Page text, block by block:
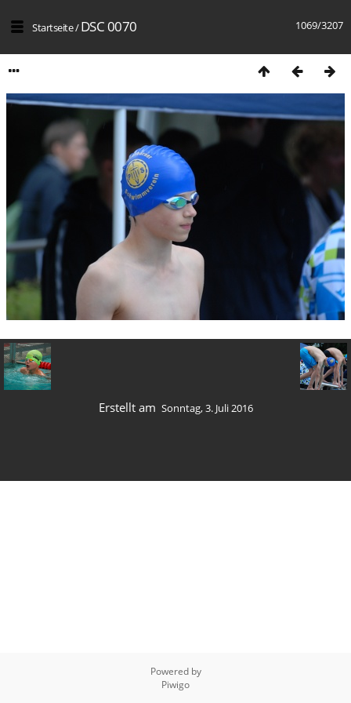
1069/3207
Startseite/DSC 0070
Erstellt am Sonntag, 3. Juli 2016
Powered by
Piwigo